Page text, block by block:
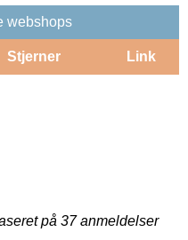
webshops
Stjerner Link
på 37anmeldelser